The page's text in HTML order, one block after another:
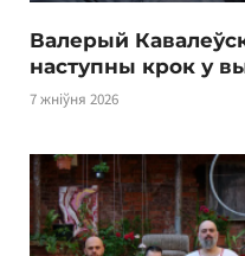
Валерый
наступны крок у
7 жніўня 2026